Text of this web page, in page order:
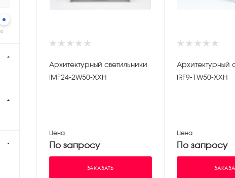
Архитектурный светильники
IMF24-2W50-ХХH
Цена
По запросу
ЗАКАЗАТЬ
Архитектурный
IRF9-1W50-XXH
Цена
По запросу